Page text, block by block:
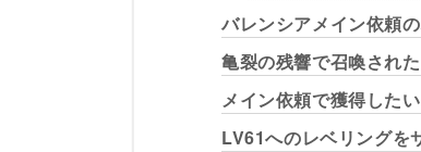
バレンシアメイン依頼
亀裂の残響で召喚され
メイン依頼で獲得した
LV61へのレベリングを